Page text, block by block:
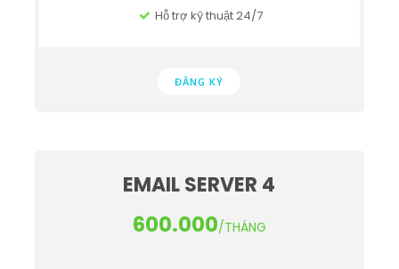
Hỗ trợ kỹ thuật 24/7
ĐĂNG KÝ
EMAIL SERVER 4
600.000/THÁNG